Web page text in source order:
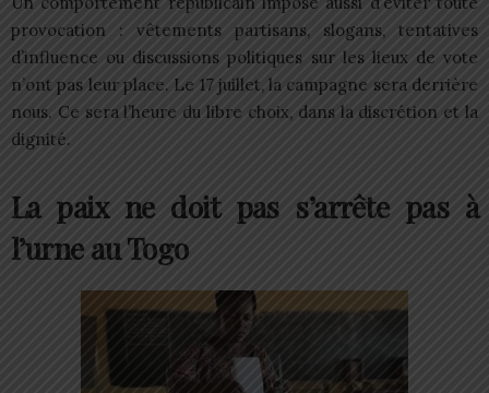
provocation : vêtements partisans, slogans, tentatives
d’influence ou discussions politiques sur les lieux de vote
n’ont pas leur place. Le 17 juillet, la campagne sera derrière
nous. Ce sera l’heure du libre choix, dans la discrétion et la
dignité.
La paix ne doit pas s’arrête pas à
l’urne au Togo